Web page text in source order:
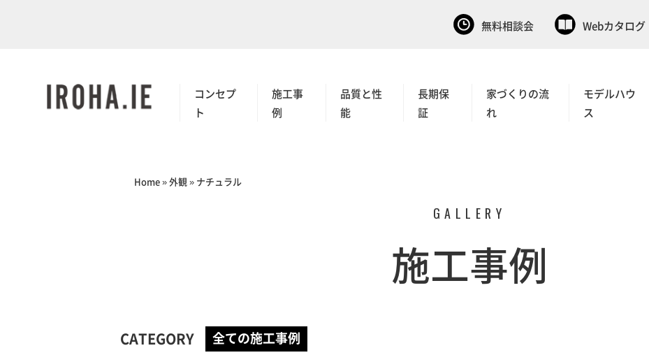
無料相談会 Webカタログ
コンセプ
ト
施工事
例
品質と性
能
長期保
証
家づくりの流
れ
モデルハウ
ス
Home»外観» ナチュラル
GALLERY
施工事例
CATEGORY 全ての施工事例